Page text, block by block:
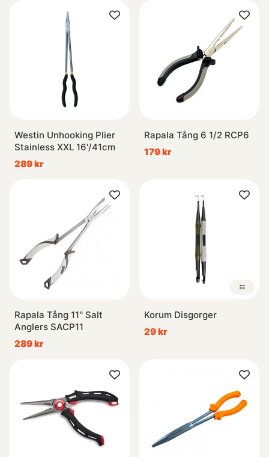
Westin Unhooking Plier
Stainless XXL 16'/41cm
289 kr
Rapala Tång 6 1/2 RCP6
179 kr
Rapala Tång 11'' Salt
Anglers SACP11
289 kr
Korum Disgorger
29 kr